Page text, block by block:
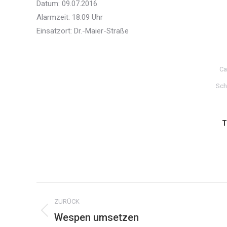
Datum: 09.07.2016
Alarmzeit: 18:09 Uhr
Einsatzort: Dr.-Maier-Straße
Kommentarnavigation
ZURÜCK
Vorheriger
Wespen umsetzen